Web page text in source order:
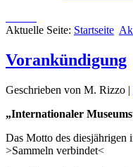
Aktuelle Seite: Startseite
Vorankündigung
Geschrieben von M. Rizzo |
„Internationaler
Das Motto des diesjährigen
>Sammeln verbindet<